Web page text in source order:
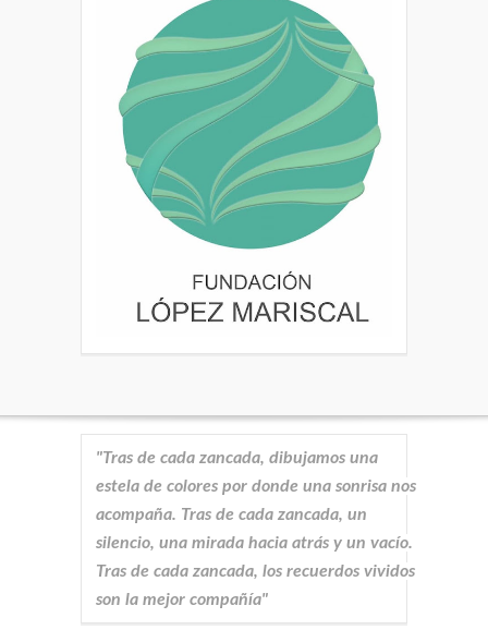
"Tras de cada zancada, dibujamos una
estela de colores por donde una sonrisa nos
acompaña. Tras de cada zancada, un
silencio, una mirada hacia atrás y un vacío.
Tras de cada zancada, los recuerdos vividos
son la mejor compañía"